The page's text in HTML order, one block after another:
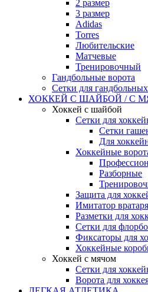
2 размер
3 размер
Adidas
Torres
Любительские
Матчевые
Тренировочный
Гандбольные ворота
Сетки для
ХОККЕЙ С ШАЙБОЙ / С
Хоккей с шайбой
Сетки для
Сетки
Для
Хоккейные
Разборные
Защита для
Имитатор
Разметки для
Сетки для
Фиксаторы для
Хоккейные
Хоккей с мячом
Сетки для
Ворота для